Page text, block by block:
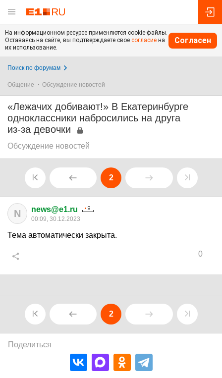
На информационном ресурсе применяются cookie-файлы.
Оставаясь на сайте, вы подтверждаете свое согласие на
их использование.
Согласен
Поиск по форумам
Общение Обсуждение новостей
«Лежачих добивают!» В Екатеринбурге
одноклассники набросились на друга
из-за девочки
Обсуждение новостей
2
N news@e1.ru
00:09, 30.12.2023
Тема автоматически закрыта.
0
2
Поделиться